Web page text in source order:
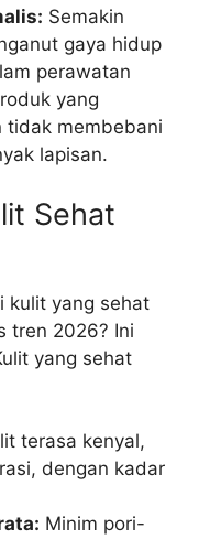
Semakin
gaya hidup
perawatan
yang
tidak membebani
lapisan.
Sehat
kulit yang sehat
tren 2026? Ini
yang sehat
terasa kenyal,
dengan kadar
Minim pori-